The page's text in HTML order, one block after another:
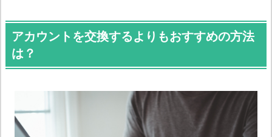
アカウントを交換するよりもおすすめの方法
は？